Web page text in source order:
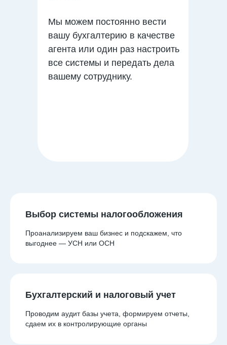
Мы можем постоянно вести
вашу бухгалтерию в качестве
агента или один раз настроить
все системы и передать дела
вашему сотруднику.
Выбор системы налогообложения
Проанализируем ваш бизнес и подскажем, что
выгоднее — УСН или ОСН
Бухгалтерский и налоговый учет
Проводим аудит базы учета, формируем отчеты,
сдаем их в контролирующие органы